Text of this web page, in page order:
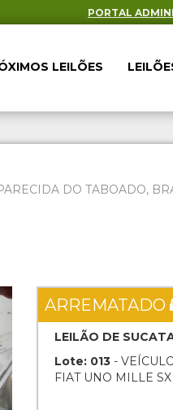
PORTAL
LEILÕES
DO TABOADO,
ARREMATADO
LEILÃO DE
Lote: 013 -
FIAT UNO MILLE